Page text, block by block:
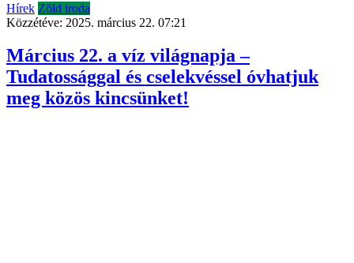
Hírek Zöld iroda
Közzétéve: 2025. március 22. 07:21
Március 22. a víz világnapja –
Tudatossággal és cselekvéssel óvhatjuk
meg közös kincsünket!